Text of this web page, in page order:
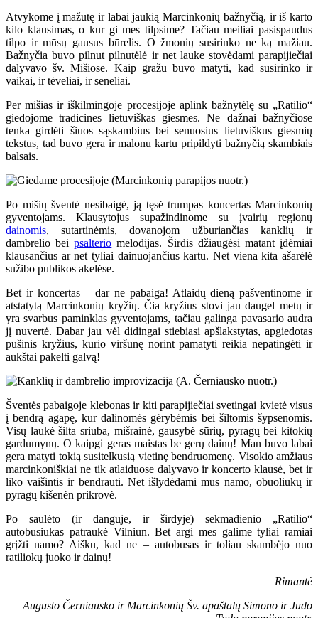
Atvykome į mažutę ir labai jaukią Marcinkonių bažnyčią, ir iš karto
kilo klausimas, o kur gi mes tilpsime? Tačiau meiliai pasispaudus
tilpo ir mūsų gausus būrelis. O žmonių susirinko ne ką mažiau.
Bažnyčia buvo pilnut pilnutėlė ir net lauke stovėdami parapijiečiai
dalyvavo šv. Mišiose. Kaip gražu buvo matyti, kad susirinko ir
vaikai, ir tėveliai, ir seneliai.
Per mišias ir iškilmingoje procesijoje aplink bažnytėlę su „Ratilio“
giedojome tradicines lietuviškas giesmes. Ne dažnai bažnyčiose
tenka girdėti šiuos sąskambius bei senuosius lietuviškus giesmių
tekstus, tad buvo gera ir malonu kartu pripildyti bažnyčią skambiais
balsais.
Po mišių šventė nesibaigė, ją tęsė trumpas koncertas Marcinkonių
gyventojams. Klausytojus supažindinome su įvairių regionų
dainomis, sutartinėmis, dovanojom užburiančias kanklių ir
dambrelio beipsalterio melodijas. Širdis džiaugėsi matant įdėmiai
klausančius ar net tyliai dainuojančius kartu. Net viena kita ašarėlė
sužibo publikos akelėse.
Bet ir koncertas – dar ne pabaiga! Atlaidų dieną pašventinome ir
atstatytą Marcinkonių kryžių. Čia kryžius stovi jau daugel metų ir
yra svarbus paminklas gyventojams, tačiau galinga pavasario audra
jį nuvertė. Dabar jau vėl didingai stiebiasi apšlakstytas, apgiedotas
pušinis kryžius, kurio viršūnę norint pamatyti reikia nepatingėti ir
aukštai pakelti galvą!
Šventės pabaigoje klebonas ir kiti parapijiečiai svetingai kvietė visus
į bendrą agapę, kur dalinomės gėrybėmis bei šiltomis šypsenomis.
Visų laukė šilta sriuba, mišrainė, gausybė sūrių, pyragų bei kitokių
gardumynų. O kaipgi geras maistas be gerų dainų! Man buvo labai
gera matyti tokią susitelkusią vietinę bendruomenę. Visokio amžiaus
marcinkoniškiai ne tik atlaiduose dalyvavo ir koncerto klausė, bet ir
liko vaišintis ir bendrauti. Net išlydėdami mus namo, obuoliukų ir
pyragų kišenėn prikrovė.
Po saulėto (ir danguje, ir širdyje) sekmadienio „Ratilio“
autobusiukas patraukė Vilniun. Bet argi mes galime tyliai ramiai
grįžti namo? Aišku, kad ne – autobusas ir toliau skambėjo nuo
ratiliokų juoko ir dainų!
Rimantė
Augusto Černiausko ir Marcinkonių Šv. apaštalų Simono ir Judo